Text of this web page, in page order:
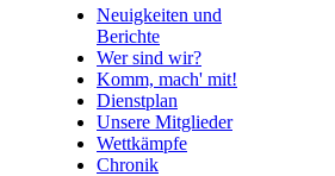
Neuigkeiten und
Berichte
Wer sind wir?
Komm, mach' mit!
Dienstplan
Unsere Mitglieder
Wettkämpfe
Chronik